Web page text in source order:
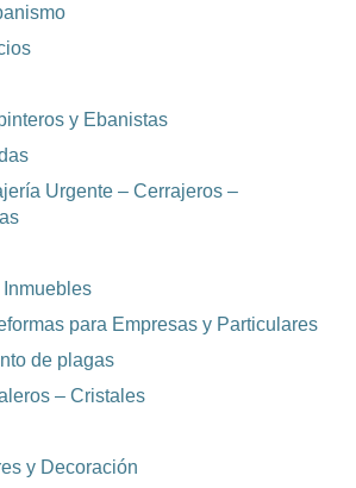
y Ebanistas
Urgente – Cerrajeros –
para Empresas y Particulares
de plagas
– Cristales
y Decoración